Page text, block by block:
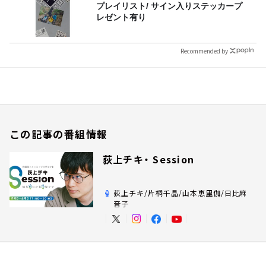
プレイリスト/ サイン入りステッカープ
レゼント有り
Recommended by
この記事の番組情報
荻上チキ・ Session
荻上チキ/片桐千晶/山本恵里伽/日比麻
音子